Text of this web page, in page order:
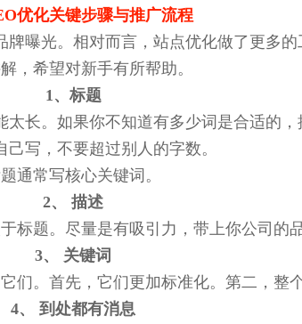
优化关键步骤与推广流程
曝光。相对而言，站点优化做了更多
，希望对新手有所帮助。
1、标题
长。如果你不知道有多少词是合适的
己写，不要超过别人的字数。
通常写核心关键词。
2、 描述
标题。尽量是有吸引力，带上你公司的
3、 关键词
们。首先，它们更加标准化。第二，整
4、 到处都有消息